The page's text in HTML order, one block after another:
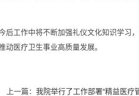
工作中将不断加强礼仪文化知识学习
医疗卫生事业高质量发展。
上一篇： 我院举行了工作部署“精益医疗